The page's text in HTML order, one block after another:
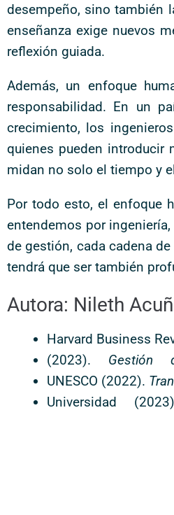
desempeño, sino también
enseñanza exige nuevos
reflexión guiada.
Además, un enfoque
responsabilidad. En un
crecimiento, los
quienes pueden introducir
midan no solo el tiempo y
Por todo esto, el enfoque
entendemos por
de gestión, cada cadena
tendrá que ser también
Autora: Nileth
Harvard Business
(2023). Gestión
UNESCO (2022).
Universidad